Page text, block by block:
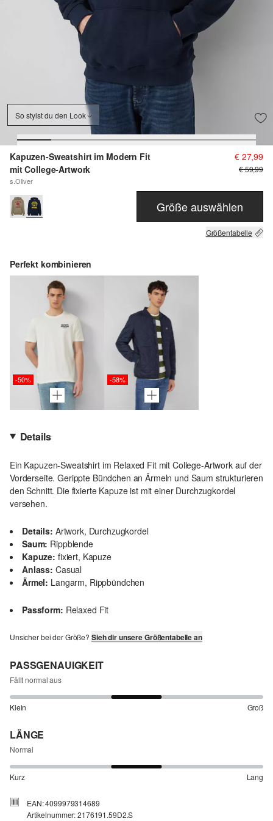
So stylst du den Look
Kapuzen-Sweatshirt im Modern Fit
mit College-Artwork
s.Oliver
€ 27,99
€ 59,99
Größe auswählen
Größentabelle
Perfekt kombinieren
-50% -58%
Details
Ein Kapuzen-Sweatshirt im Relaxed Fit mit College-Artwork auf der
Vorderseite. Gerippte Bündchen an Ärmeln und Saum strukturieren
den Schnitt. Die fixierte Kapuze ist mit einer Durchzugkordel
versehen.
Details: Artwork, Durchzugkordel
Saum: Rippblende
Kapuze: fixiert, Kapuze
Anlass: Casual
Ärmel: Langarm, Rippbündchen
Passform: Relaxed Fit
Unsicher bei der Größe? Sieh dir unsere Größentabelle an
PASSGENAUIGKEIT
Fällt normal aus
Klein Groß
LÄNGE
Normal
Kurz Lang
EAN: 4099979314689
Artikelnummer: 2176191.59D2.S